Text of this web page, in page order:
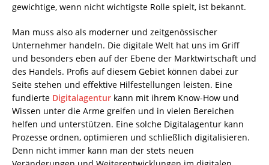
gewichtige, wenn nicht wichtigste Rolle spielt, ist bekannt.
Man muss also als moderner und zeitgenössischer
Unternehmer handeln. Die digitale Welt hat uns im Griff
und besonders eben auf der Ebene der Marktwirtschaft und
des Handels. Profis auf diesem Gebiet können dabei zur
Seite stehen und effektive Hilfestellungen leisten. Eine
fundierte Digitalagentur kann mit ihrem Know-How und
Wissen unter die Arme greifen und in vielen Bereichen
helfen und unterstützen. Eine solche Digitalagentur kann
Prozesse ordnen, optimieren und schließlich digitalisieren.
Denn nicht immer kann man der stets neuen